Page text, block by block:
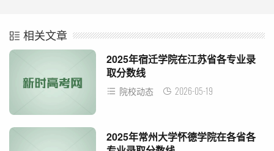
相关文章
2025年宿迁学院在江苏省各专业录
取分数线
院校动态 2026-05-19
2025年常州大学怀德学院在各省各